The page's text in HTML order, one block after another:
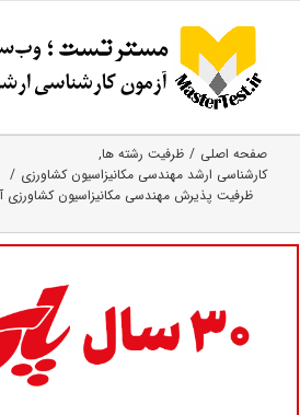
content
صفحه اصلی
ظرفیت رشته ها
کارشناسی ارشد مهندسی مکانیزاسیون کشاورزی